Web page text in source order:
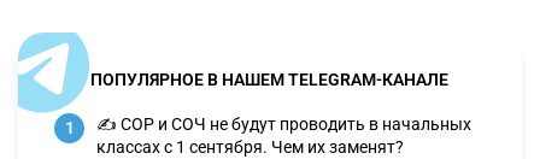
ПОПУЛЯРНОЕ В НАШЕМ TELEGRAM-КАНАЛЕ
1
✍️ СОР и СОЧ не будут проводить в начальных
классах с 1 сентября. Чем их заменят?